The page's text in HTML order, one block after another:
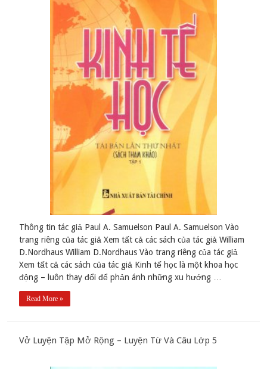
Thông tin tác giả Paul A. Samuelson Paul A. Samuelson Vào
trang riêng của tác giả Xem tất cả các sách của tác giả William
D.Nordhaus William D.Nordhaus Vào trang riêng của tác giả
Xem tất cả các sách của tác giả Kinh tế học là một khoa học
động – luôn thay đổi để phản ánh những xu hướng …
Read More »
Vở Luyện Tập Mở Rộng – Luyện Từ Và Câu Lớp 5